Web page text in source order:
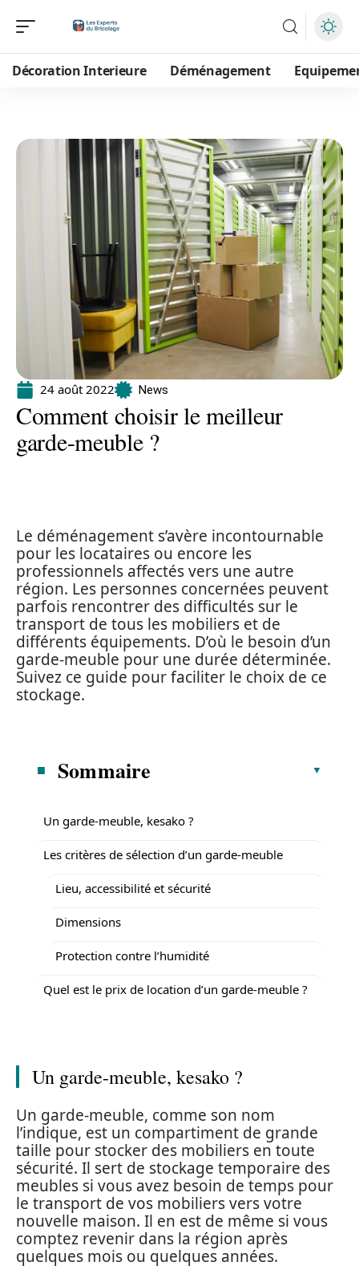
Décoration Interieure Déménagement
24 août 2022 News
Comment choisir le meilleur
garde-meuble ?
Le déménagement s’avère incontournable
pour les locataires ou encore les
professionnels affectés vers une autre
région. Les personnes concernées peuvent
parfois rencontrer des difficultés sur le
transport de tous les mobiliers et de
différents équipements. D’où le besoin d’un
garde-meuble pour une durée déterminée.
Suivez ce guide pour faciliter le choix de ce
stockage.
Sommaire
Un garde-meuble, kesako ?
Les critères de sélection d’un garde-meuble
Lieu, accessibilité et sécurité
Dimensions
Protection contre l’humidité
Quel est le prix de location d’un garde-meuble ?
Un garde-meuble, kesako ?
Un garde-meuble, comme son nom
l’indique, est un compartiment de grande
taille pour stocker des mobiliers en toute
sécurité. Il sert de stockage temporaire des
meubles si vous avez besoin de temps pour
le transport de vos mobiliers vers votre
nouvelle maison. Il en est de même si vous
comptez revenir dans la région après
quelques mois ou quelques années.